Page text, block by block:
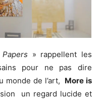
Papers » rappellent les
pour ne pas dire
monde de l’art, More is
un regard lucide et